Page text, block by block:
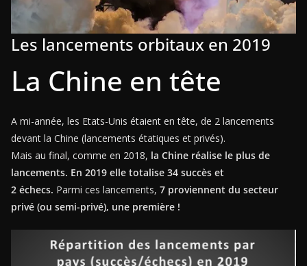
Les lancements orbitaux en 2019
La Chine en tête
A mi-année, les Etats-Unis étaient en tête, de 2 lancements
devant la Chine (lancements étatiques et privés).
Mais au final, comme en 2018, la Chine réalise le plus de
lancements. En 2019 elle totalise 34 succès et
2 échecs. Parmi ces lancements, 7 proviennent du secteur
privé (ou semi-privé), une première !